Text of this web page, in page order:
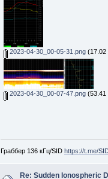
2023-04-30_00-05-31.png(17.02
2023-04-30_00-07-47.png(53.41
Граббер 136 кГц/SID https://t.me/
Re: Sudden Ionospheric